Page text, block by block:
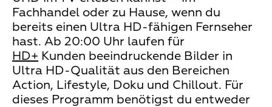
Fachhandel oder zu Hause, wenn du
bereits einen Ultra HD-fähigen Fernseher
hast. Ab 20:00 Uhr laufen für
HD+ Kunden beeindruckende Bilder in
Ultra HD-Qualität aus den Bereichen
Action, Lifestyle, Doku und Chillout. Für
dieses Programm benötigst du entweder